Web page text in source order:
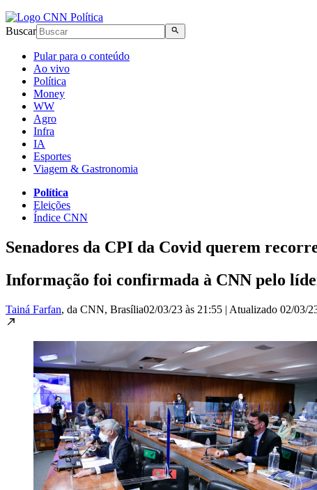
Buscar
Pular para o conteúdo
Ao vivo
Política
Money
WW
Agro
Infra
IA
Esportes
Viagem & Gastronomia
Política
Eleições
Índice CNN
Senadores da CPI da Covid querem
Informação foi confirmada à CNN pelo
Tainá Farfan, da CNN, Brasília02/03/23 às 21:55 | Atualizado 02/03/